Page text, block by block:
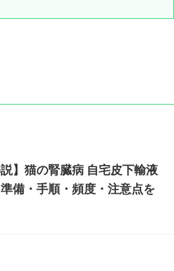
説】猫の腎臓病 自宅皮下輸液
備・手順・頻度・注意点を